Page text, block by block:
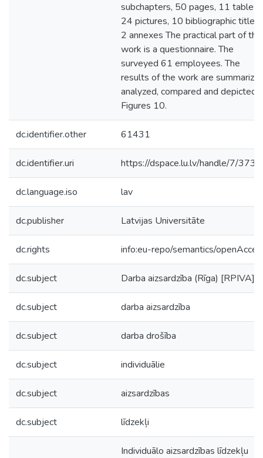
subchapters, 50 pages, 11 tables,
24 pictures, 10 bibliographic titles,
2 annexes The practical part of the
work is a questionnaire. The
surveyed 61 employees. The
results of the work are
analyzed, compared and depicted
Figures 10.
dc.identifier.other 61431
dc.identifier.uri https://dspace.lu.lv/handle/7/
dc.language.iso lav
dc.publisher Latvijas Universitāte
dc.rights info:eu-repo/semantics/
dc.subject Darba aizsardzība (Rīga) [RPIVA]
dc.subject darba aizsardzība
dc.subject darba drošība
dc.subject individuālie
dc.subject aizsardzības
dc.subject līdzekļi
Individuālo aizsardzības līdzekļu